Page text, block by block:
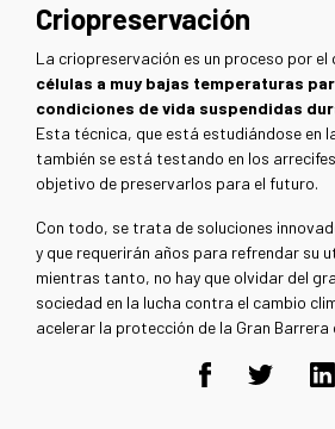
Criopreservación
La criopreservación es un proceso por el
células a muy bajas temperaturas
condiciones de vida suspendidas
Esta técnica, que está estudiándose en
también se está testando en los
objetivo de preservarlos para el futuro.
Con todo, se trata de soluciones
y que requerirán años para refrendar su
mientras tanto, no hay que olvidar del
sociedad en la lucha contra el cambio
acelerar la protección de la Gran Barrera